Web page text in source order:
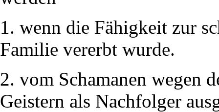
1. wenn die Fähigkeit zur
Familie vererbt wurde.
2. vom Schamanen wegen
Geistern als Nachfolger